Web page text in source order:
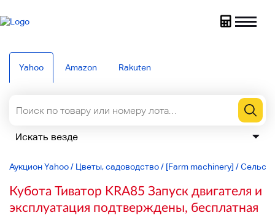
Yahoo Amazon Rakuten
Аукцион Yahoo/ Цветы, садоводство/ [Farm machinery] /
Кубота Тиватор KRA85 Запуск двигателя и
эксплуатация подтверждены, бесплатная